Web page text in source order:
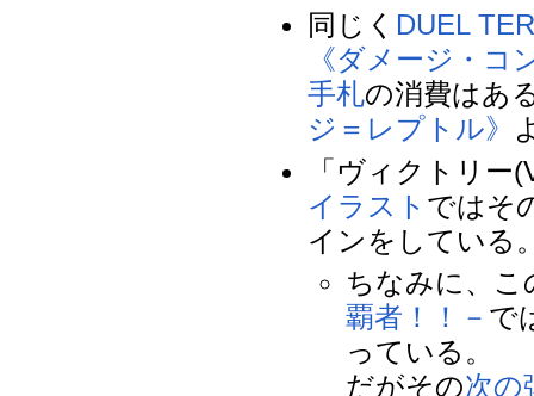
同じく DUEL
《ダメージ・コ
手札の消費はあ
ジ＝レプトル》
「ヴィクトリー
イラスト ではそ
インをしている
ちなみに、こ
覇者！！－ で
っている。
だがその次の